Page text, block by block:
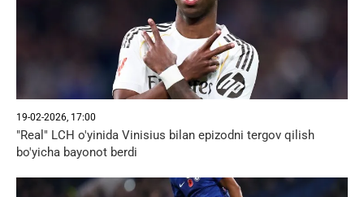
19-02-2026, 17:00
"Real" LCH o'yinida Vinisius bilan epizodni tergov qilish
bo'yicha bayonot berdi